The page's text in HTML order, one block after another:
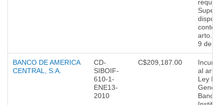
arto.
9 de
BANCO DE AMERICA
CENTRAL, S.A.
CD-
SIBOIF-
610-1-
ENE13-
2010
C$209,187.00
al
Ley